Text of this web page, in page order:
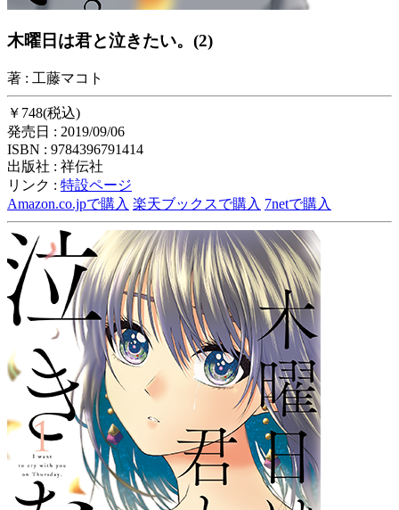
木曜日は君と泣きたい。(2)
著 : 工藤マコト
￥748(税込)
発売日 : 2019/09/06
ISBN : 9784396791414
出版社 : 祥伝社
リンク : 特設ページ
Amazon.co.jpで購入 楽天ブックスで購入 7netで購入